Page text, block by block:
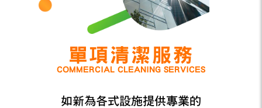
單項清潔服務
COMMERCIAL CLEANING SERVICES
如新為各式設施提供專業的